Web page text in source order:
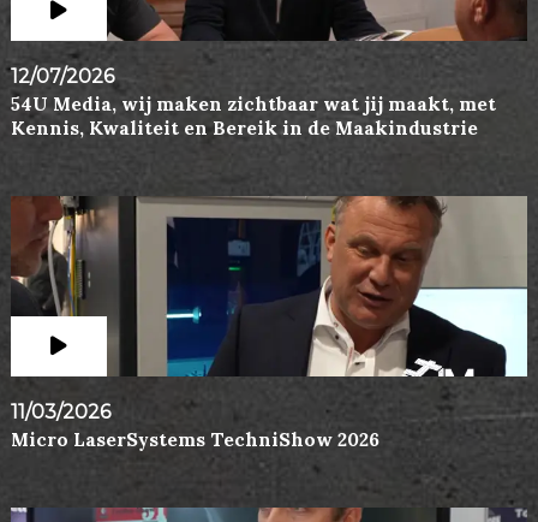
12/07/2026
54U Media, wij maken zichtbaar wat jij maakt, met
Kennis, Kwaliteit en Bereik in de Maakindustrie
11/03/2026
Micro LaserSystems TechniShow 2026